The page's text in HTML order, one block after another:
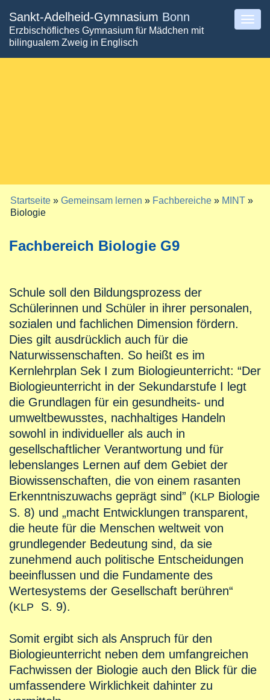
Direkt
zum
Sankt-Adelheid-Gymnasium Bonn
Erzbischöfliches Gymnasium für Mädchen mit
bilingualem Zweig in Englisch
Sie sind hier
Startseite » Gemeinsam lernen » Fachbereiche » MINT »
Biologie
Fachbereich Biologie G9
Schule soll den Bildungsprozess der
Schülerinnen und Schüler in ihrer personalen,
sozialen und fachlichen Dimension fördern.
Dies gilt ausdrücklich auch für die
Naturwissenschaften. So heißt es im
Kernlehrplan Sek I zum Biologieunterricht: “Der
Biologieunterricht in der Sekundarstufe I legt
die Grundlagen für ein gesundheits- und
umweltbewusstes, nachhaltiges Handeln
sowohl in individueller als auch in
gesellschaftlicher Verantwortung und für
lebenslanges Lernen auf dem Gebiet der
Biowissenschaften, die von einem rasanten
Erkenntniszuwachs geprägt sind” (KLP Biologie
S. 8) und „macht Entwicklungen transparent,
die heute für die Menschen weltweit von
grundlegender Bedeutung sind, da sie
zunehmend auch politische Entscheidungen
beeinflussen und die Fundamente des
Wertesystems der Gesellschaft berühren“
(KLP S. 9).
Somit ergibt sich als Anspruch für den
Biologieunterricht neben dem umfangreichen
Fachwissen der Biologie auch den Blick für die
umfassendere Wirklichkeit dahinter zu